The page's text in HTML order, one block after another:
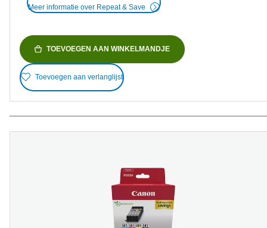
Meer informatie over Repeat & Save
TOEVOEGEN AAN WINKELMANDJE
Toevoegen aan verlanglijst